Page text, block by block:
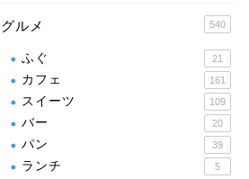
グルメ 540
ふぐ 21
カフェ 161
スイーツ 109
バー 20
パン 39
ランチ 5